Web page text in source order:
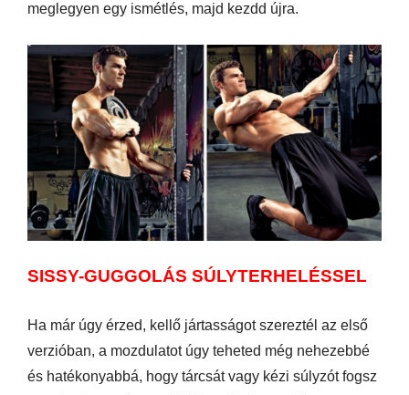
meglegyen egy ismétlés, majd kezdd újra.
SISSY-GUGGOLÁS SÚLYTERHELÉSSEL
Ha már úgy érzed, kellő jártasságot szereztél az első
verzióban, a mozdulatot úgy teheted még nehezebbé
és hatékonyabbá, hogy tárcsát vagy kézi súlyzót fogsz